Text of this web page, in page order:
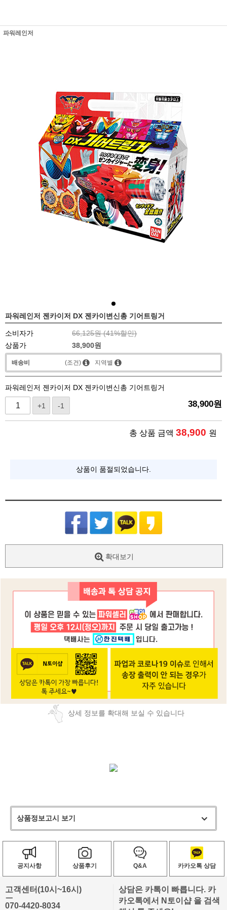
파워레인저
파워레인저 젠카이저 DX 젠카이변신총 기어트링거
소비자가 66,125원 (41%할인)
상품가
38,900원
배송비 (조건) 지역별
파워레인저 젠카이저 DX 젠카이변신총 기어트링거
+1 -1 38,900원
총 상품 금액 38,900 원
상품이 품절되었습니다.
확대보기
상세 정보를 확대해 보실 수 있습니다
상품정보고시 보기
공지사항 상품후기 Q&A 카카오톡 상담
고객센터(10시~16시)
ㅡ
070-4420-8034
상담은 카톡이 빠릅니다. 카
카오톡에서 N토이샵 을 검색